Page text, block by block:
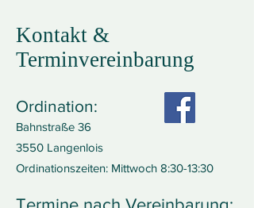
Kontakt &
Terminvereinbarung
Ordination:
Bahnstraße 36
3550 Langenlois
Ordinationszeiten: Mittwoch 8:30-13:30